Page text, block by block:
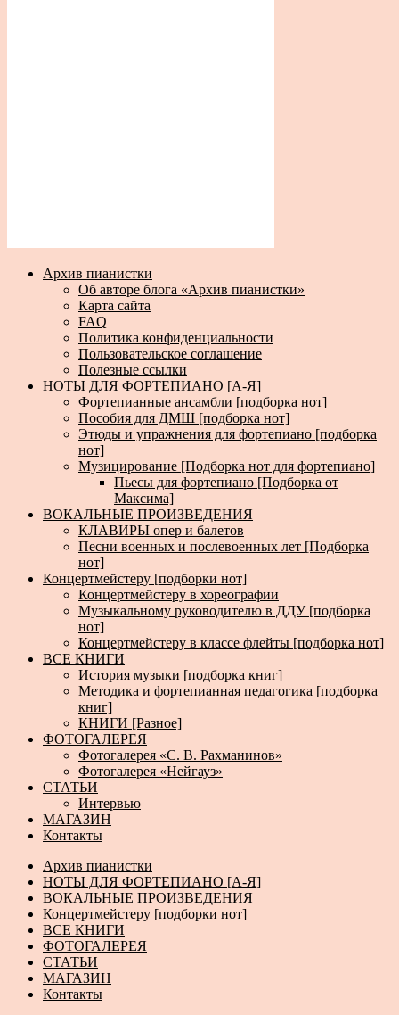
Архив пианистки
Об авторе блога «Архив пианистки»
Карта сайта
FAQ
Политика конфиденциальности
Пользовательское соглашение
Полезные ссылки
НОТЫ ДЛЯ ФОРТЕПИАНО [А-Я]
Фортепианные ансамбли [подборка нот]
Пособия для ДМШ [подборка нот]
Этюды и упражнения для фортепиано [подборка
нот]
Музицирование [Подборка нот для фортепиано]
Пьесы для фортепиано [Подборка от
Максима]
ВОКАЛЬНЫЕ ПРОИЗВЕДЕНИЯ
КЛАВИРЫ опер и балетов
Песни военных и послевоенных лет [Подборка
нот]
Концертмейстеру [подборки нот]
Концертмейстеру в хореографии
Музыкальному руководителю в ДДУ [подборка
нот]
Концертмейстеру в классе флейты [подборка нот]
ВСЕ КНИГИ
История музыки [подборка книг]
Методика и фортепианная педагогика [подборка
книг]
КНИГИ [Разное]
ФОТОГАЛЕРЕЯ
Фотогалерея «С. В. Рахманинов»
Фотогалерея «Нейгауз»
СТАТЬИ
Интервью
МАГАЗИН
Контакты
Архив пианистки
НОТЫ ДЛЯ ФОРТЕПИАНО [А-Я]
ВОКАЛЬНЫЕ ПРОИЗВЕДЕНИЯ
Концертмейстеру [подборки нот]
ВСЕ КНИГИ
ФОТОГАЛЕРЕЯ
СТАТЬИ
МАГАЗИН
Контакты